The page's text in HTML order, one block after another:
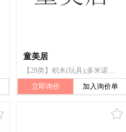
童美居
【28类】积木(玩具);多米诺骨牌;拼图玩具;圣诞树架;棋;滑梯(玩具);运动用球;室内游戏玩具;玩具小屋;秋千
立即询价
加入询价单